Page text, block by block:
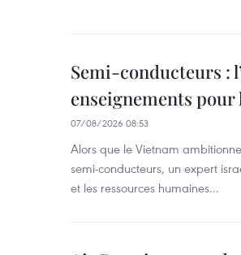
Semi-conducteurs :
enseignements pour
07/08/2026 08:53
Alors que le Vietnam
semi-conducteurs, un expert
et les ressources humaines...